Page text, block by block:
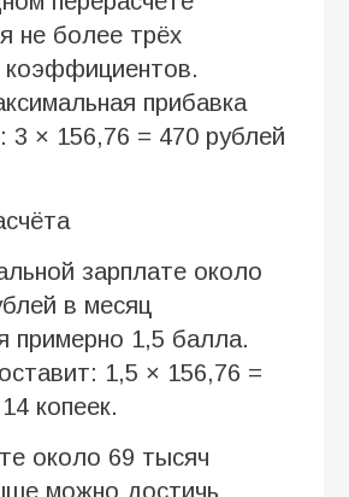
не более трёх
коэффициентов.
прибавка
3 × 156,76 = 470 рублей
зарплате около
в месяц
примерно 1,5 балла.
1,5 × 156,76 =
копеек.
около 69 тысяч
можно достичь